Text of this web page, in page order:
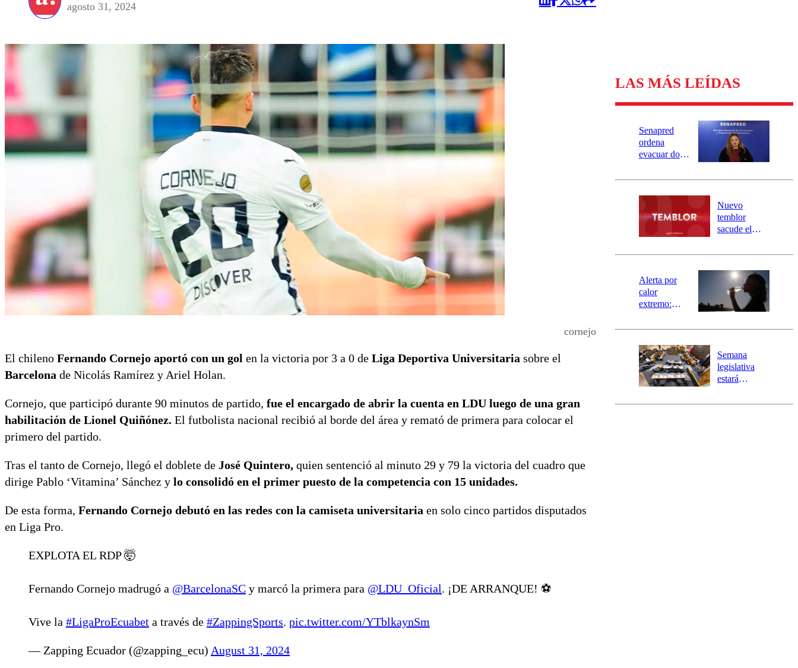
agosto 31, 2024
cornejo
El chileno Fernando Cornejo aportó con un gol en la victoria por 3 a 0 de Liga Deportiva Universitaria sobre el
Barcelona de Nicolás Ramírez y Ariel Holan.
Cornejo, que participó durante 90 minutos de partido, fue el encargado de abrir la cuenta en LDU luego de una gran
habilitación de Lionel Quiñónez. El futbolista nacional recibió al borde del área y remató de primera para colocar el
primero del partido.
Tras el tanto de Cornejo, llegó el doblete de José Quintero, quien sentenció al minuto 29 y 79 la victoria del cuadro que
dirige Pablo ‘Vitamina’ Sánchez y lo consolidó en el primer puesto de la competencia con 15 unidades.
De esta forma, Fernando Cornejo debutó en las redes con la camiseta universitaria en solo cinco partidos disputados
en Liga Pro.
EXPLOTA EL RDP 🤯
Fernando Cornejo madrugó a @BarcelonaSC y marcó la primera para @LDU_Oficial. ¡DE ARRANQUE! ⚽️
Vive la #LigaProEcuabet a través de #ZappingSports. pic.twitter.com/YTblkaynSm
— Zapping Ecuador (@zapping_ecu) August 31, 2024
LAS MÁS LEÍDAS
Senapred
ordena
evacuar dos
Carahue por
río Damas:
activa
mensajería
SAE
Nuevo
temblor
sacude el
revisa la
epicentro
Alerta por
calor
extremo:
activa Alerta
Preventiva en
tres comunas
Semana
legislativa
estará
el fin de la